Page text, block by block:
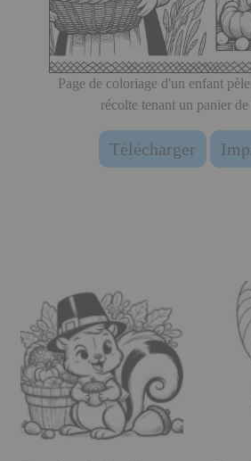
Page de coloriage d'un enfant
récolte tenant un panier
Télécharger